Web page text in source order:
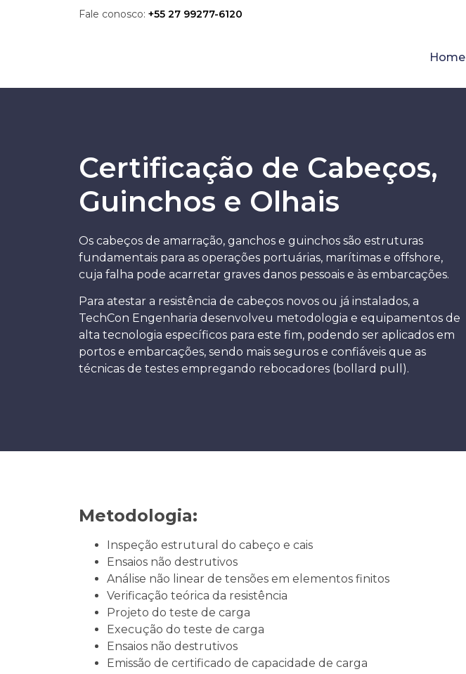
Fale conosco: +55 27 99277-6120
Home
Certificação de Cabeços,
Guinchos e Olhais
Os cabeços de amarração, ganchos e guinchos são estruturas
fundamentais para as operações portuárias, marítimas e offshore,
cuja falha pode acarretar graves danos pessoais e às embarcações.
Para atestar a resistência de cabeços novos ou já instalados, a
TechCon Engenharia desenvolveu metodologia e equipamentos de
alta tecnologia específicos para este fim, podendo ser aplicados em
portos e embarcações, sendo mais seguros e confiáveis que as
técnicas de testes empregando rebocadores (bollard pull).
Metodologia:
Inspeção estrutural do cabeço e cais
Ensaios não destrutivos
Análise não linear de tensões em elementos finitos
Verificação teórica da resistência
Projeto do teste de carga
Execução do teste de carga
Ensaios não destrutivos
Emissão de certificado de capacidade de carga